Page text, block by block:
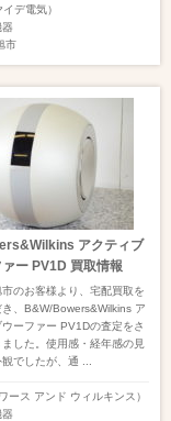
デ電気）
市
アクティブ
ー PV1D 買取情報
のお客様より、宅配買取を
き、B&W/Bowers&Wilkins ア
ーファー PV1Dの査定をさ
した。使用感・経年感の見
でしたが、通 ...
ース アンド ウィルキンス）